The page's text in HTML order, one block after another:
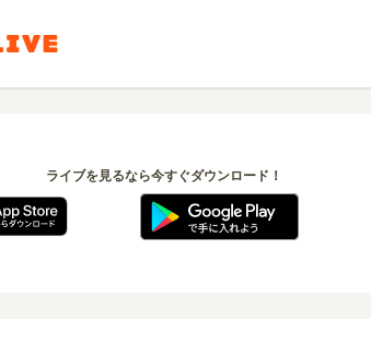
ライブを見るなら今すぐダウンロード！